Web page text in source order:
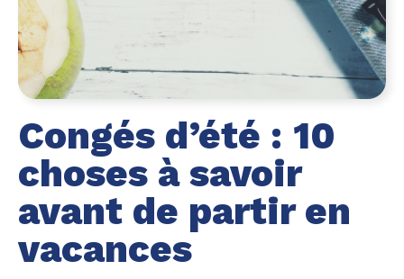
Congés d’été : 10
choses à savoir
avant de partir en
vacances